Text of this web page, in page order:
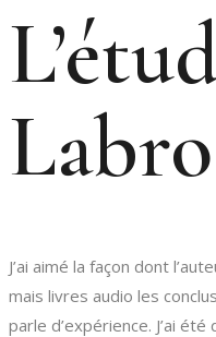
Labro
J’ai aimé la façon dont
mais livres audio les
parle d’expérience. J’ai